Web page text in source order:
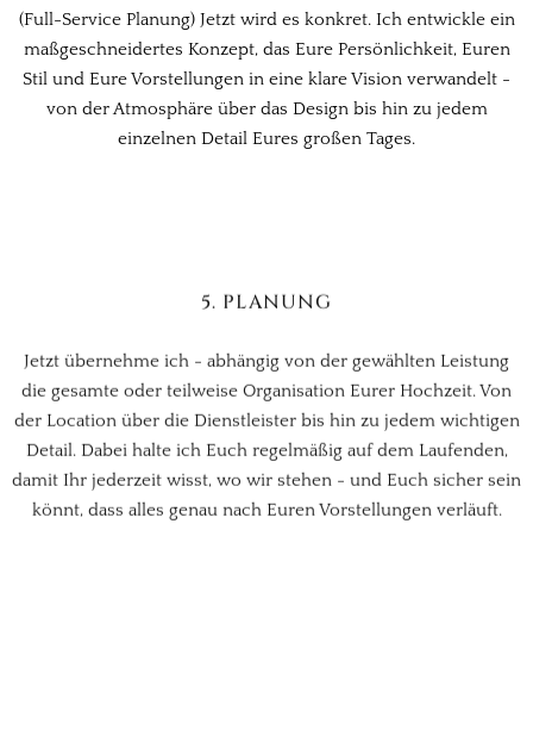
(Full-Service Planung) Jetzt wird es konkret. Ich entwickle ein
maßgeschneidertes Konzept, das Eure Persönlichkeit, Euren
Stil und Eure Vorstellungen in eine klare Vision verwandelt -
von der Atmosphäre über das Design bis hin zu jedem
einzelnen Detail Eures großen Tages.
5. PLANUNG
Jetzt übernehme ich - abhängig von der gewählten Leistung
die gesamte oder teilweise Organisation Eurer Hochzeit. Von
der Location über die Dienstleister bis hin zu jedem wichtigen
Detail. Dabei halte ich Euch regelmäßig auf dem Laufenden,
damit Ihr jederzeit wisst, wo wir stehen - und Euch sicher sein
könnt, dass alles genau nach Euren Vorstellungen verläuft.